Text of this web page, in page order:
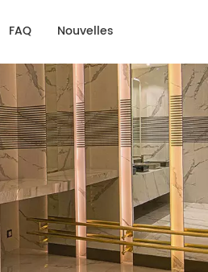
FAQ Nouvelles